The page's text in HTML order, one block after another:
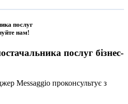
послуг
нам!
послуг бізнес-
Messaggio проконсультує з